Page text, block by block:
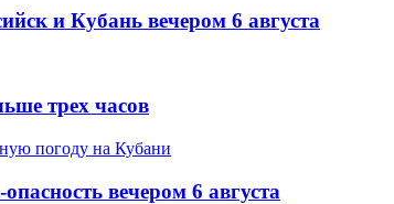
и Кубань вечером 6 августа
трех часов
вечером 6 августа